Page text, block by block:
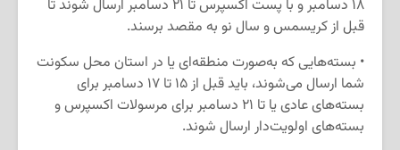
۱۸ دسامبر و با پست اکسپرس تا ۲۱ دسامبر ارسال شوند تا
قبل از کریسمس و سال نو به مقصد برسند.
• بسته‌هایی که به‌صورت منطقه‌ای یا در استان محل سکونت
شما ارسال می‌شوند، باید قبل از ۱۵ تا ۱۷ دسامبر برای
بسته‌های عادی یا تا ۲۱ دسامبر برای مرسولات اکسپرس و
بسته‌های اولویت‌دار ارسال شوند.